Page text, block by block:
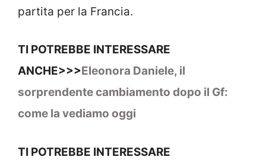
partita per la Francia.
TI POTREBBE INTERESSARE
ANCHE>>>Eleonora Daniele, il
sorprendente cambiamento dopo il Gf:
come la vediamo oggi
TI POTREBBE INTERESSARE